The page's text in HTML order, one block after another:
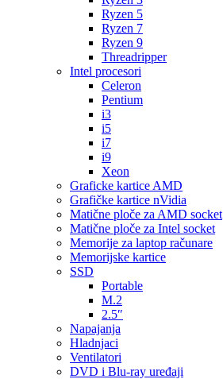
Ryzen 5
Ryzen 7
Ryzen 9
Threadripper
Intel procesori
Celeron
Pentium
i3
i5
i7
i9
Xeon
Graficke kartice AMD
Grafičke kartice nVidia
Matične ploče za AMD socket
Matične ploče za Intel socket
Memorije za laptop računare
Memorijske kartice
SSD
Portable
M.2
2.5″
Napajanja
Hladnjaci
Ventilatori
DVD i Blu-ray uređaji